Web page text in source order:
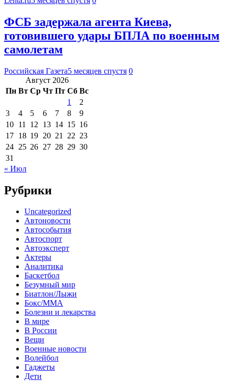
ФСБ задержала агента Киева,
готовившего удары БПЛА по военным
самолетам
Российская Газета5 месяцев спустя 0
Август 2026
Пн Вт Ср Чт Пт Сб Вс
1
2
3
4 5 6 7 8
9
10 11 12 13 14 15 16
17 18 19 20 21 22 23
24 25 26 27 28 29 30
31
« Июл
Рубрики
Uncategorized
Автоновости
Автособытия
Автоспорт
Автоэксперт
Актеры
Аналитика
Баскетбол
Безумный мир
Биатлон/Лыжи
Бокс/MMA
Болезни и лекарства
В мире
В России
Вещи
Военные новости
Волейбол
Гаджеты
Дети